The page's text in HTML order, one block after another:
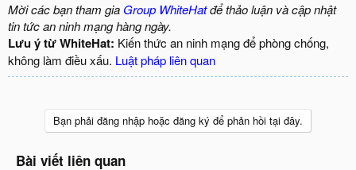
Mời các bạn tham gia Group WhiteHatđể thảo luận và cập nhật
tin tức an ninh mạng hàng ngày.
Lưu ý từ WhiteHat: Kiến thức an ninh mạng để phòng chống,
không làm điều xấu. Luật pháp liên quan
Bạn phải đăng nhập hoặc đăng ký để phản hồi tại đây.
Bài viết liên quan